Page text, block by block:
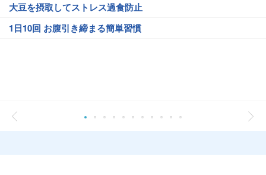
大豆を摂取してストレス過食防止
1日10回 お腹引き締まる簡単習慣